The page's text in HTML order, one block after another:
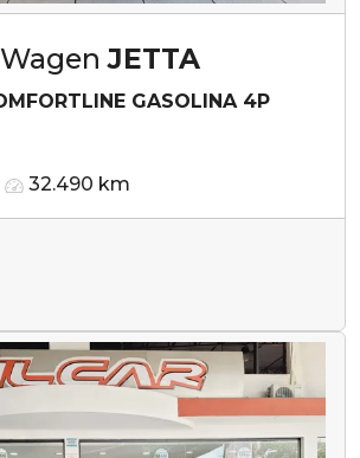
JETTA
GASOLINA 4P
32.490 km